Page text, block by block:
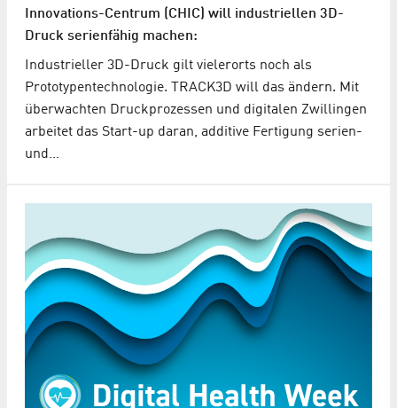
Innovations-Centrum (CHIC) will industriellen 3D-
Druck serienfähig machen:
Industrieller 3D-Druck gilt vielerorts noch als
Prototypentechnologie. TRACK3D will das ändern. Mit
überwachten Druckprozessen und digitalen Zwillingen
arbeitet das Start-up daran, additive Fertigung serien-
und…